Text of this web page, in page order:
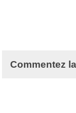
Commentez